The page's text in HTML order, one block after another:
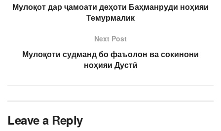
Мулоқот дар ҷамоати деҳоти Баҳманруди ноҳияи
Темурмалик
Next Post
Мулоқоти судманд бо фаъолон ва сокинони
ноҳияи Дустӣ
Leave a Reply